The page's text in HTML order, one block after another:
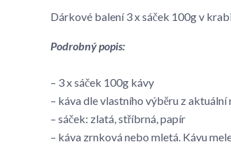
Dárkové balení 3 x sáček 100g v
Podrobný popis:
– 3 x sáček 100g kávy
– káva dle vlastního výběru z
– sáček: zlatá, stříbrná, papír
– káva zrnková nebo mletá. Kávu